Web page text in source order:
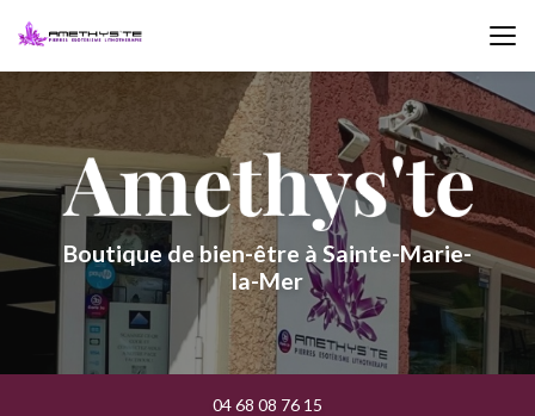
Boutique de bien-être à Sainte-Marie-
la-Mer
04 68 08 76 15